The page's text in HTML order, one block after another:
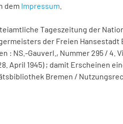
dem Impressum
Tageszeitung der
der Freien Hansestadt
NS.-Gauverl., Nummer 295 / 4.
April 1945) ; damit Erscheinen
Bremen /